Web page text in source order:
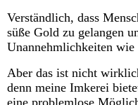
Verständlich, dass
süße Gold zu gelangen
Unannehmlichkeiten wie
Aber das ist nicht
denn meine Imkerei